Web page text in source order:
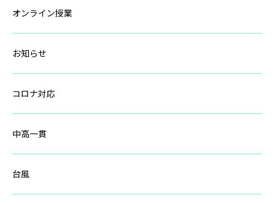
オンライン授業
お知らせ
コロナ対応
中高一貫
台風